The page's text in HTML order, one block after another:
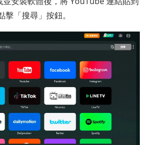
「搜尋」按鈕。